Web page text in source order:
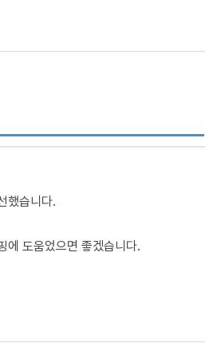
했습니다.
에 도움었으면 좋겠습니다.